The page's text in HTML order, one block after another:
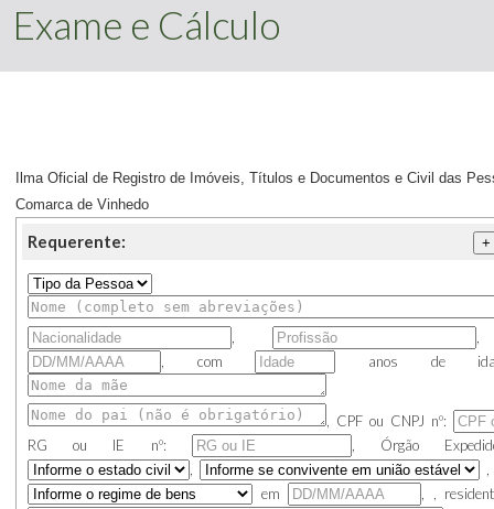
Exame e Cálculo
Ilma Oficial de Registro de Imóveis, Títulos e Documentos e Civil das
Comarca de Vinhedo
Requerente: +
, com
anos de
CPF ou CNPJ nº:
RG ou IE nº:
Órgão
em